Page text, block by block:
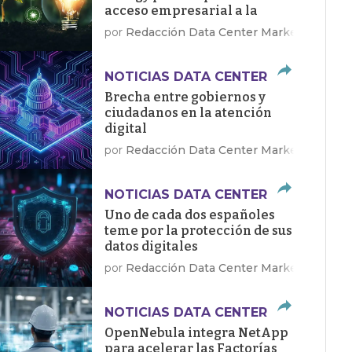
acceso empresarial a la
energía limpia
por Redacción Data Center Market
NOTICIAS DATA CENTER
Brecha entre gobiernos y
ciudadanos en la atención
digital
por Redacción Data Center Market
NOTICIAS DATA CENTER
Uno de cada dos españoles
teme por la protección de sus
datos digitales
por Redacción Data Center Market
NOTICIAS DATA CENTER
OpenNebula integra NetApp
para acelerar las Factorías